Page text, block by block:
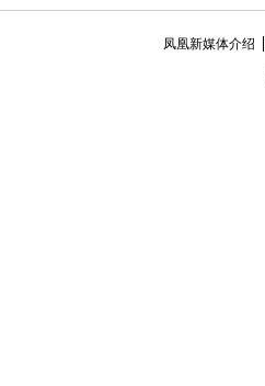
凤凰新媒体介绍